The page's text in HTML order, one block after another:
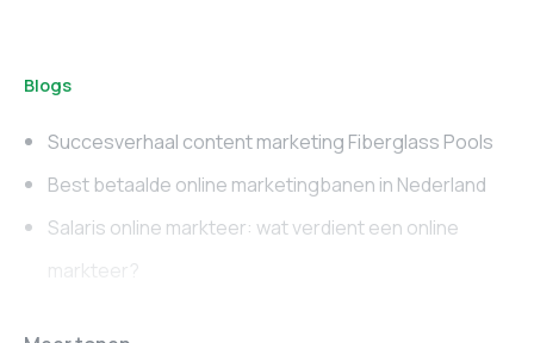
Blogs
Succesverhaal content marketing Fiberglass Pools
Best betaalde online marketingbanen in Nederland
Salaris online markteer: wat verdient een online
markteer?
Online marketing